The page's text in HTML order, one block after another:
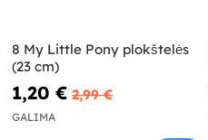
8 My Little Pony plokštelės
(23 cm)
1,20 € 2,99 €
GALIMA